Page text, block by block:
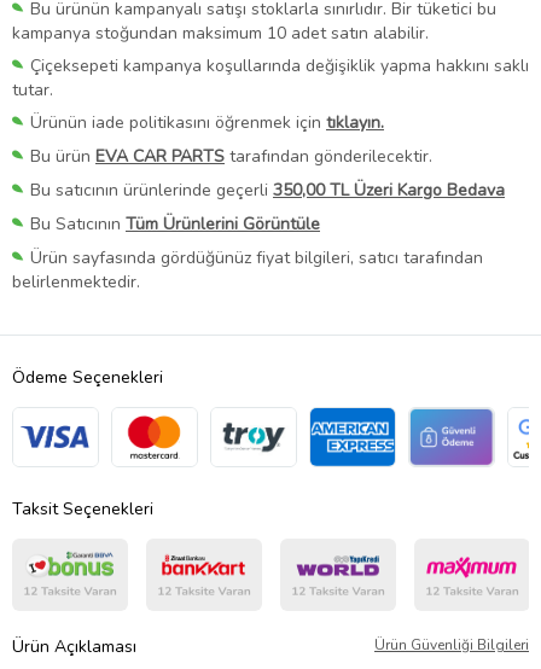
Bu ürünün kampanyalı satışı stoklarla sınırlıdır. Bir tüketici bu
kampanya stoğundan maksimum 10 adet satın alabilir.
Çiçeksepeti kampanya koşullarında değişiklik yapma hakkını saklı
tutar.
Ürünün iade politikasını öğrenmek için tıklayın.
Bu ürün EVA CAR PARTS tarafından gönderilecektir.
Bu satıcının ürünlerinde geçerli 350,00 TL Üzeri Kargo Bedava
Bu Satıcının Tüm Ürünlerini Görüntüle
Ürün sayfasında gördüğünüz fiyat bilgileri, satıcı tarafından
belirlenmektedir.
Ödeme Seçenekleri
Taksit Seçenekleri
Ürün Açıklaması Ürün Güvenliği Bilgileri